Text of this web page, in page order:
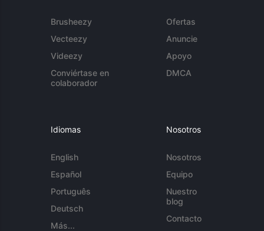
Brusheezy
Vecteezy
Videezy
Conviértase en
colaborador
Ofertas
Anuncie
Apoyo
DMCA
Idiomas
English
Español
Português
Deutsch
Más...
Nosotros
Nosotros
Equipo
Nuestro
blog
Contacto